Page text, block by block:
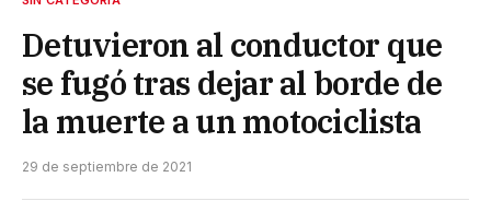
Detuvieron al conductor que
se fugó tras dejar al borde de
la muerte a un motociclista
29 de septiembre de 2021